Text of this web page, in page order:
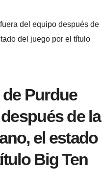
del equipo después de
del juego por el título
de Purdue
de la
el estado
Big Ten